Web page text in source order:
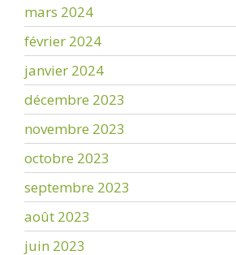
mars 2024
février 2024
janvier 2024
décembre 2023
novembre 2023
octobre 2023
septembre 2023
août 2023
juin 2023